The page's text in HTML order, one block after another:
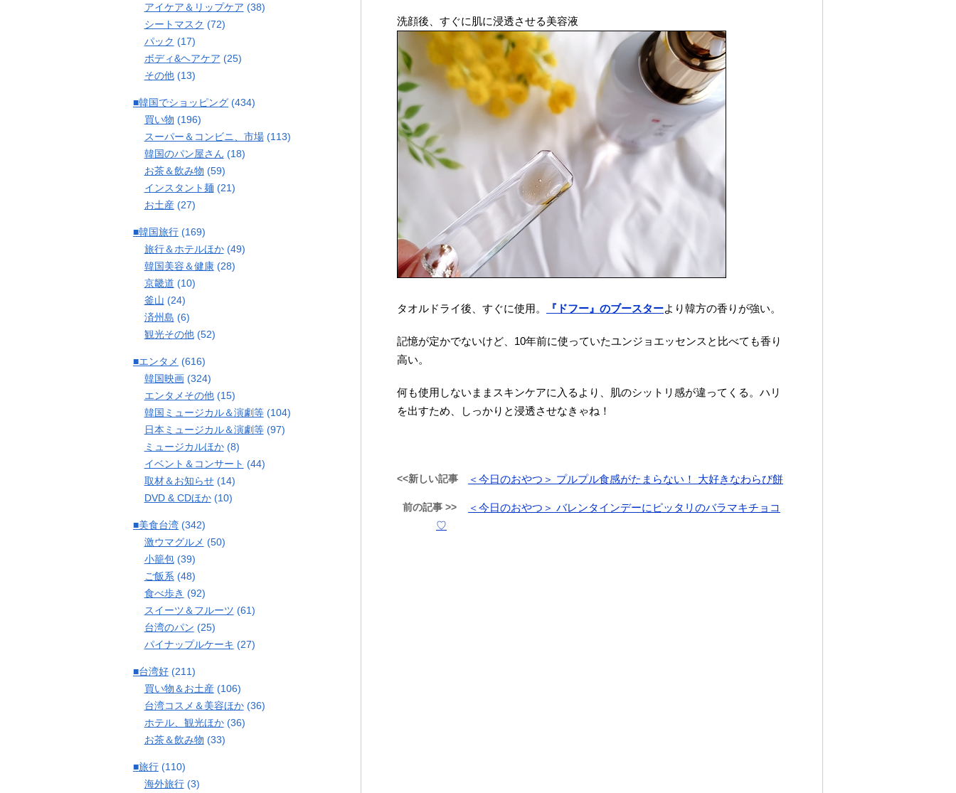
洗顔後、すぐに肌に浸透させる美容液
タオルドライ後、すぐに使用。 『ドフー』のブースターより韓方の香りが強い。
記憶が定かでないけど、10年前に使っていたユンジョエッセンスと比べても香り
高い。
何も使用しないままスキンケアに入るより、肌のシットリ感が違ってくる。ハリ
を出すため、しっかりと浸透させなきゃね！
<<新しい記事 ＜今日のおやつ＞ プルプル食感がたまらない！ 大好きなわらび餅
前の記事 >>
＜今日のおやつ＞ バレンタインデーにピッタリのバラマキチョコ
♡
アイケア＆リップケア (38)
シートマスク (72)
パック (17)
ボディ&ヘアケア (25)
その他(13)
■韓国でショッピング (434)
買い物 (196)
スーパー＆コンビニ、市場(113)
韓国のパン屋さん (18)
お茶＆飲み物 (59)
インスタント麺(21)
お土産(27)
■韓国旅行 (169)
旅行＆ホテルほか(49)
韓国美容＆健康(28)
京畿道 (10)
釜山 (24)
済州島 (6)
観光その他(52)
■エンタメ (616)
韓国映画(324)
エンタメその他(15)
韓国ミュージカル＆演劇等(104)
日本ミュージカル＆演劇等(97)
ミュージカルほか(8)
イベント＆コンサート (44)
取材＆お知らせ(14)
DVD & CDほか(10)
■美食台湾 (342)
激ウマグルメ (50)
小籠包(39)
ご飯系 (48)
食べ歩き (92)
スイーツ＆フルーツ (61)
台湾のパン (25)
パイナップルケーキ (27)
■台湾好 (211)
買い物＆お土産(106)
台湾コスメ＆美容ほか(36)
ホテル、観光ほか(36)
お茶＆飲み物 (33)
■旅行 (110)
海外旅行(3)